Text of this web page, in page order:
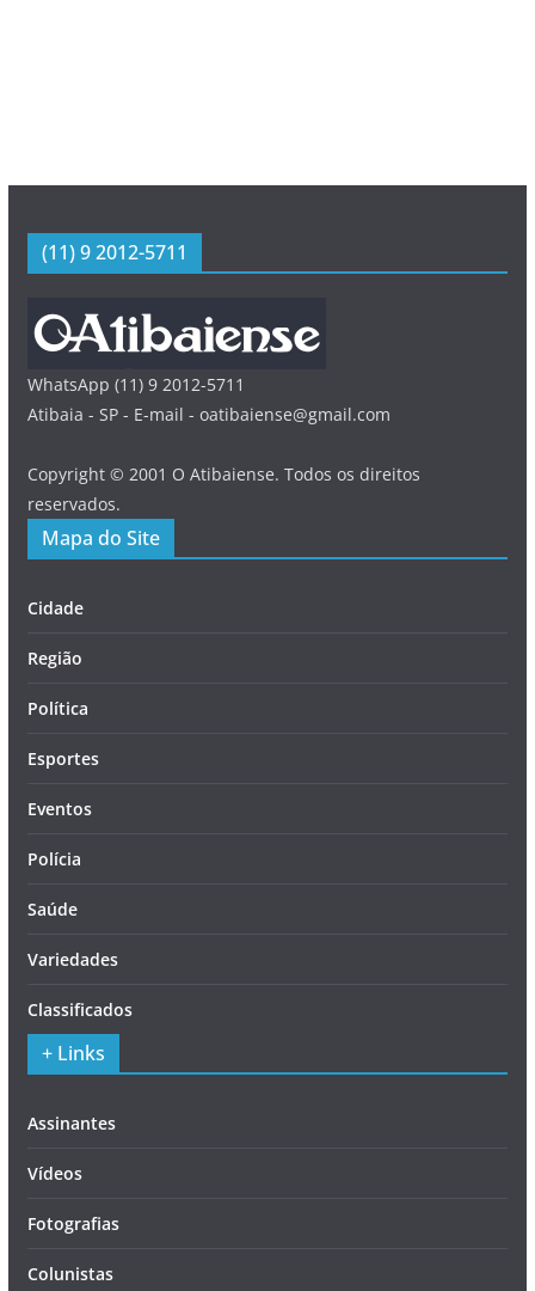
(11) 9 2012-5711
WhatsApp (11) 9 2012-5711
Atibaia - SP - E-mail - oatibaiense@gmail.com
Copyright © 2001 O Atibaiense. Todos os direitos
reservados.
Mapa do Site
Cidade
Região
Política
Esportes
Eventos
Polícia
Saúde
Variedades
Classificados
+ Links
Assinantes
Vídeos
Fotografias
Colunistas